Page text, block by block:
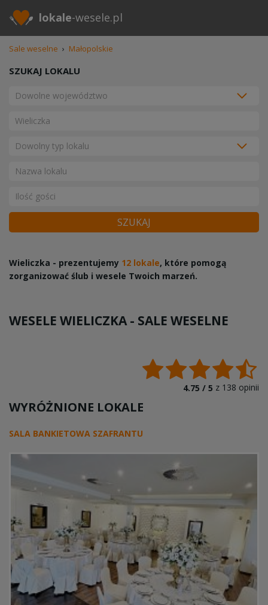
lokale-wesele.pl
Sale weselne › Małopolskie
SZUKAJ LOKALU
SZUKAJ
Wieliczka - prezentujemy 12 lokale, które pomogą
zorganizować ślub i wesele Twoich marzeń.
WESELE WIELICZKA - SALE WESELNE
4.75 / 5 z 138 opinii
WYRÓŻNIONE LOKALE
SALA BANKIETOWA SZAFRANTU